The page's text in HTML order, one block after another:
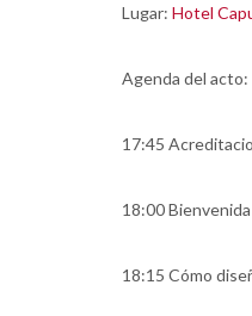
Lugar: Hotel
Agenda del acto:
17:45
18:00
18:15 Cómo